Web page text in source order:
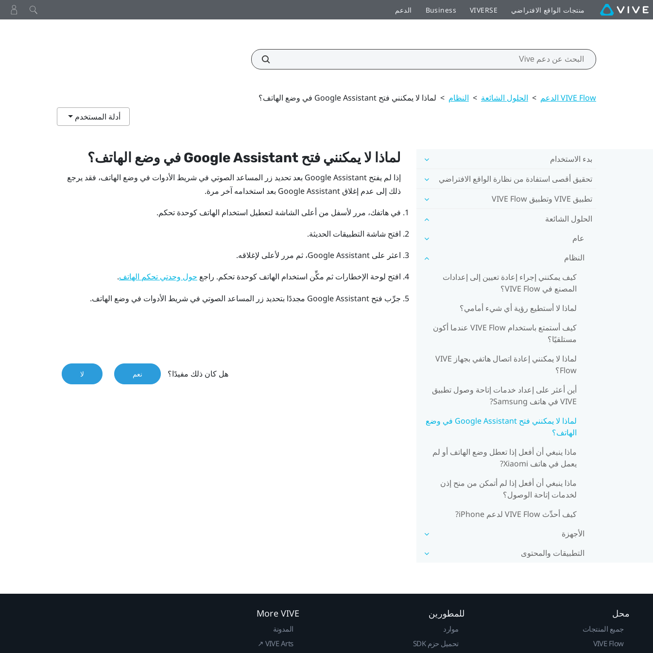
منتجات الواقع الافتراضي VIVERSE
Business الدعم
VIVE Flow الدعم > الحلول الشائعة > النظام > لماذا لا يمكنني فتح Google Assistant في وضع الهاتف؟
أدلة المستخدم
بدء الاستخدام
تحقيق أقصى استفادة من نظارة الواقع الافتراضي
تطبيق VIVE وتطبيق VIVE Flow
الحلول الشائعة
عام
النظام
كيف يمكنني إجراء إعادة تعيين إلى إعدادات
المصنع في VIVE Flow؟
لماذا لا أستطيع رؤية أي شيء أمامي؟
كيف أستمتع باستخدام VIVE Flow عندما أكون
مستلقيًا؟
لماذا لا يمكنني إعادة اتصال هاتفي بجهاز VIVE
Flow؟
أين أعثر على إعداد خدمات إتاحة وصول تطبيق
VIVE في هاتف Samsung?
لماذا لا يمكنني فتح Google Assistant في وضع
الهاتف؟
ماذا ينبغي أن أفعل إذا تعطل وضع الهاتف أو لم
يعمل في هاتف Xiaomi?
ماذا ينبغي أن أفعل إذا لم أتمكن من منح إذن
لخدمات إتاحة الوصول؟
كيف أحدِّث VIVE Flow لدعم iPhone?
الأجهزة
التطبيقات والمحتوى
لماذا لا يمكنني فتح Google Assistant في وضع الهاتف؟
إذا لم يفتح Google Assistant بعد تحديد زر المساعد الصوتي في شريط الأدوات في وضع الهاتف، فقد يرجع
ذلك إلى عدم إغلاق Google Assistant بعد استخدامه آخر مرة.
في هاتفك، مرر لأسفل من أعلى الشاشة لتعطيل استخدام الهاتف كوحدة تحكم.
افتح شاشة التطبيقات الحديثة.
اعثر على Google Assistant، ثم مرر لأعلى لإغلاقه.
افتح لوحة الإخطارات ثم مكِّن استخدام الهاتف كوحدة تحكم. راجع حول وحدتي تحكم الهاتف.
جرِّب فتح Google Assistant مجددًا بتحديد زر المساعد الصوتي في شريط الأدوات في وضع الهاتف.
هل كان ذلك مفيدًا؟ نعم لا
محل
جميع المنتجات
VIVE Flow
للمطورين
موارد
تحميل حزم SDK
More VIVE
المدونة
VIVE Arts ↗